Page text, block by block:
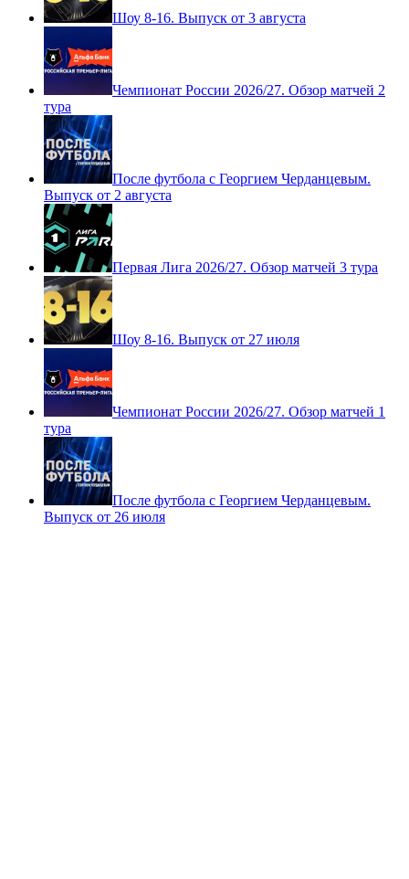
Шоу 8-16. Выпуск от 3 августа
Чемпионат России 2026/27. Обзор матчей 2
тура
После футбола с Георгием Черданцевым.
Выпуск от 2 августа
Первая Лига 2026/27. Обзор матчей 3 тура
Шоу 8-16. Выпуск от 27 июля
Чемпионат России 2026/27. Обзор матчей 1
тура
После футбола с Георгием Черданцевым.
Выпуск от 26 июля